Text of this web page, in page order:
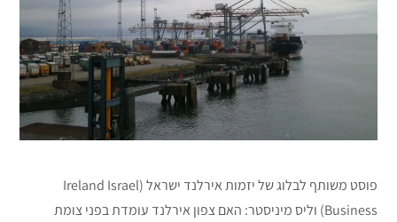
פוסט משותף לבלוג של יזמות אירלנד ישראל (Ireland Israel
Business) וליס מיניסטר: האם צפון אירלנד עומדת בפני צומת